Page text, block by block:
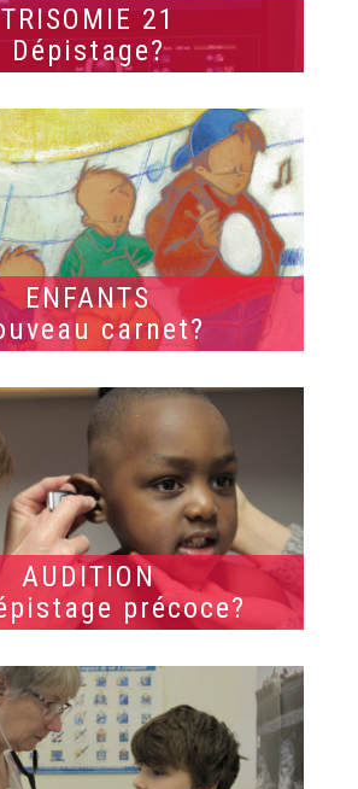
TRISOMIE 21
Dépistage?
ENFANTS
carnet?
AUDITION
précoce?